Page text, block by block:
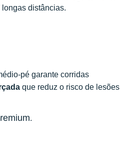
distâncias.
pé garante corridas
que reduz o risco de lesões
.